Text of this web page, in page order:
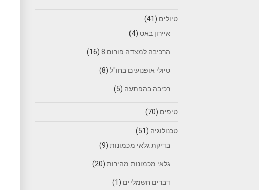
טיולים (41)
איירון באט (4)
הרכיבה למצדה פורום 8 (16)
טיולי אופנועים בחו"ל (8)
רכיבה בהפתעה (5)
טיפים (70)
טכנולוגיה (51)
בדיקת גלאי מכמונות (9)
גלאי מכמונות מהירות (20)
דברים חשמליים (1)